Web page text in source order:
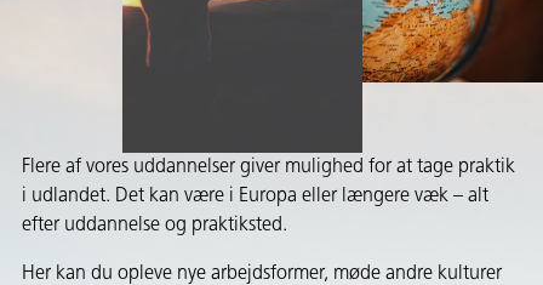
Flere af vores uddannelser giver mulighed for at tage praktik
i udlandet. Det kan være i Europa eller længere væk – alt
efter uddannelse og praktiksted.
Her kan du opleve nye arbejdsformer, møde andre kulturer